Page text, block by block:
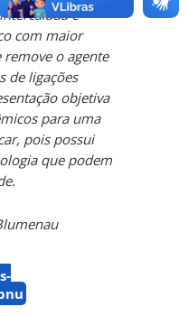
é
com maior
o agente
de ligações
objetiva
para uma
pois possui
que podem